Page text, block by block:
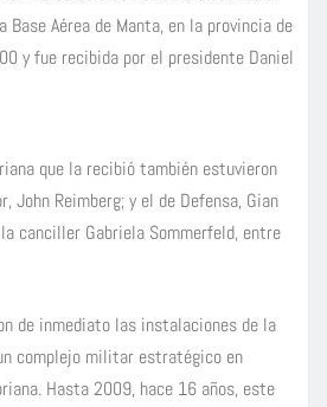
Aérea de Manta, en la provincia de
y fue recibida por el presidente Daniel
que la recibió también estuvieron
Reimberg; y el de Defensa, Gian
canciller Gabriela Sommerfeld, entre
de inmediato las instalaciones de la
complejo militar estratégico en
Hasta 2009, hace 16 años, este